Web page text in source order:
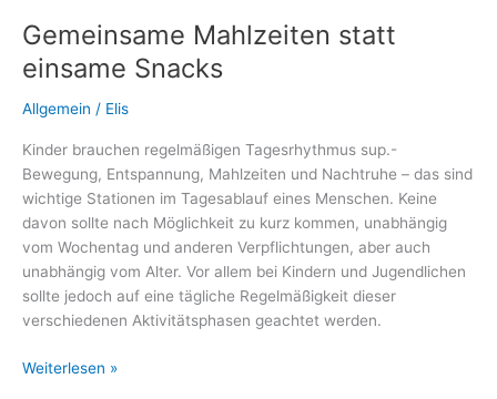
tun
Ein
Plädoyer
einen
gelasseneren
Umgang
mit
Blutzuckerwerten
Gemeinsame Mahlzeiten statt
einsame Snacks
Allgemein / Elis
Kinder brauchen regelmäßigen Tagesrhythmus sup.-
Bewegung, Entspannung, Mahlzeiten und Nachtruhe – das sind
wichtige Stationen im Tagesablauf eines Menschen. Keine
davon sollte nach Möglichkeit zu kurz kommen, unabhängig
vom Wochentag und anderen Verpflichtungen, aber auch
unabhängig vom Alter. Vor allem bei Kindern und Jugendlichen
sollte jedoch auf eine tägliche Regelmäßigkeit dieser
verschiedenen Aktivitätsphasen geachtet werden.
Gemeinsame
Weiterlesen »